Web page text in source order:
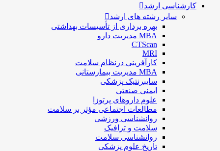
کارشناسی ارشد
سایر رشته های ارشد
بهره برداری از تأسیسات بهداشتی
MBA مدیریت دارو
CTScan
MRI
کارآفرینی درنظام سلامت
MBA مدیریت بیمارستانی
سایبرنتیک پزشکی
ایمنی صنعتی
علوم داروهای پرتوزا
مطالعات اجتماعی مؤثر بر سلامت
روانشناسی ورزشی
سلامت و ترافیک
روانشناسی سلامت
تاریخ علوم پزشکی